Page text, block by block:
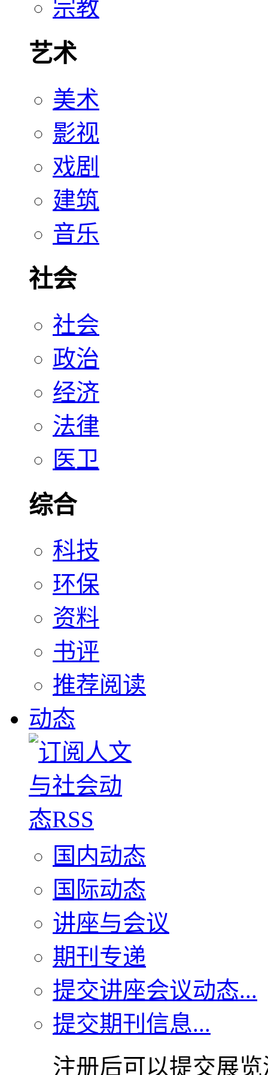
宗教
艺术
美术
影视
戏剧
建筑
音乐
社会
社会
政治
经济
法律
医卫
综合
科技
环保
资料
书评
推荐阅读
动态
国内动态
国际动态
讲座与会议
期刊专递
提交讲座会议动态...
提交期刊信息...
注册后可以提交展